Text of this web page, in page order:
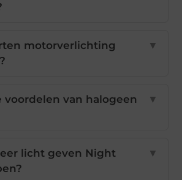
motorverlichting
▼
voordelen van halogeen
▼
licht geven Night
▼